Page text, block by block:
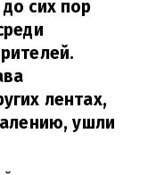
сих пор
лентах,
ушли